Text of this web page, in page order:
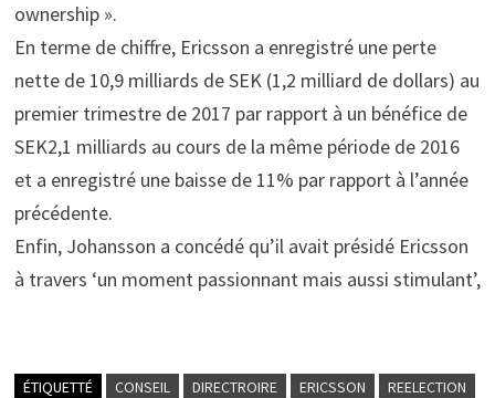
ownership ».
En terme de chiffre, Ericsson a enregistré une perte
nette de 10,9 milliards de SEK (1,2 milliard de dollars) au
premier trimestre de 2017 par rapport à un bénéfice de
SEK2,1 milliards au cours de la même période de 2016
et a enregistré une baisse de 11% par rapport à l’année
précédente.
Enfin, Johansson a concédé qu’il avait présidé Ericsson
à travers ‘un moment passionnant mais aussi stimulant’,
ÉTIQUETTÉ CONSEIL DIRECTROIRE ERICSSON REELECTION